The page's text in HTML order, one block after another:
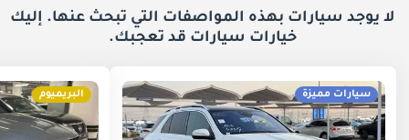
لا يوجد سيارات بهذه المواصفات التي تبحث عنها. إليك
خيارات سيارات قد تعجبك.
سيارات مميزة البريميوم